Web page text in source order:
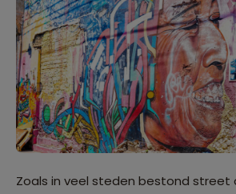
Zoals in veel steden bestond street